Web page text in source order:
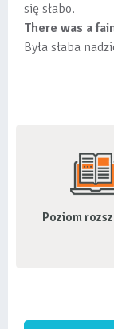
się słabo.
There was a
Była słaba
Poziom